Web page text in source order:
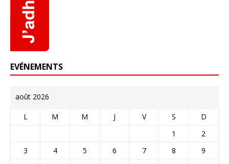
EVÉNEMENTS
août 2026
L M M J V S
D
1
2
3
4 5 6 7 8
9